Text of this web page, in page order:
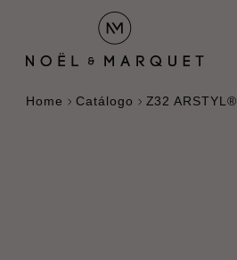
Home Catálogo Z32 ARSTYL®